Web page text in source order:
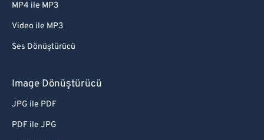
MP4 ile MP3
Video ile MP3
Ses Dönüştürücü
Image Dönüştürücü
JPG ile PDF
PDF ile JPG